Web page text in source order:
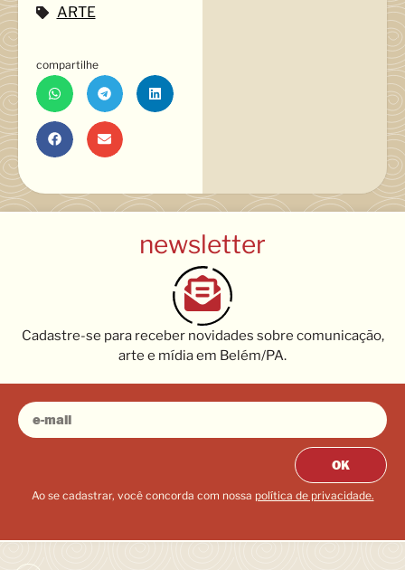
ARTE
compartilhe
newsletter
Cadastre-se para receber novidades sobre comunicação,
arte e mídia em Belém/PA.
OK
Ao se cadastrar, você concorda com nossa política de privacidade.